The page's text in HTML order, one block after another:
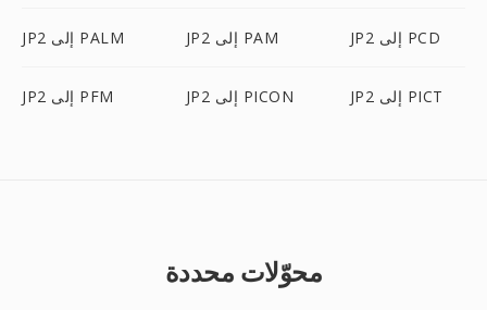
JP2 إلى PALM JP2 إلى PAM JP2 إلى PCD
JP2 إلى PFM JP2 إلى PICON JP2 إلى PICT
محوّلات محددة